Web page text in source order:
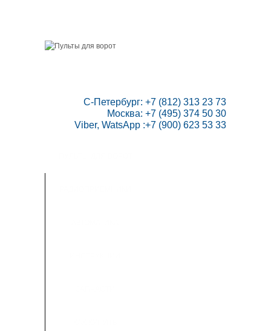
Москва: +7 (495) 374 50 30
Viber, WatsApp :+7 (900) 623 53 33